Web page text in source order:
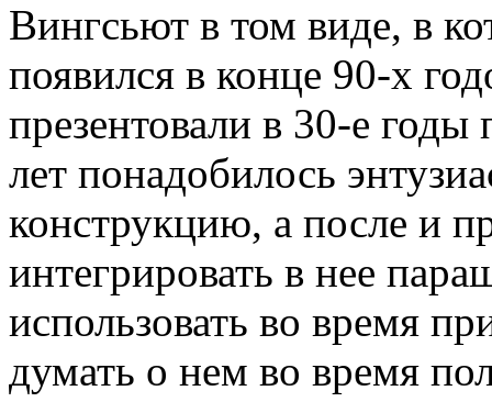
Вингсьют в том виде, в
появился в конце 90-х
презентовали в 30-е
лет понадобилось
конструкцию, а после и
интегрировать в нее
использовать во время
думать о нем во время